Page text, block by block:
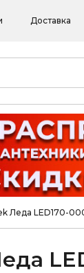
Доставка
Леда LED170-